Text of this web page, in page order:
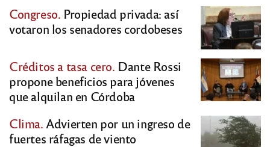
Congreso. Propiedad privada: así
votaron los senadores cordobeses
Créditos a tasa cero. Dante Rossi
propone beneficios para jóvenes
que alquilan en Córdoba
Clima. Advierten por un ingreso de
fuertes ráfagas de viento